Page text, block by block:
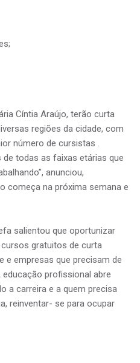
Cíntia Araújo, terão curta
regiões da cidade, com
número de cursistas .
de todas as faixas etárias que
anunciou,
começa na próxima semana e
salientou que oportunizar
gratuitos de curta
e empresas que precisam de
profissional abre
a carreira e a quem precisa
reinventar- se para ocupar